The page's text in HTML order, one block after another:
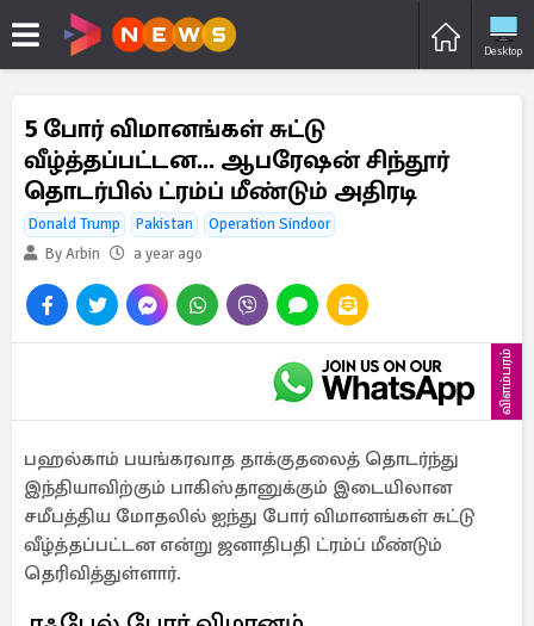
Desktop
5 போர் விமானங்கள் சுட்டு
வீழ்த்தப்பட்டன... ஆபரேஷன் சிந்தூர்
தொடர்பில் ட்ரம்ப் மீண்டும் அதிரடி
Donald Trump Pakistan
Operation Sindoor
By Arbin
a year ago
விளம்பரம்
பஹல்காம் பயங்கரவாத தாக்குதலைத் தொடர்ந்து
இந்தியாவிற்கும் பாகிஸ்தானுக்கும் இடையிலான
சமீபத்திய மோதலில் ஐந்து போர் விமானங்கள் சுட்டு
வீழ்த்தப்பட்டன என்று ஜனாதிபதி ட்ரம்ப் மீண்டும்
தெரிவித்துள்ளார்.